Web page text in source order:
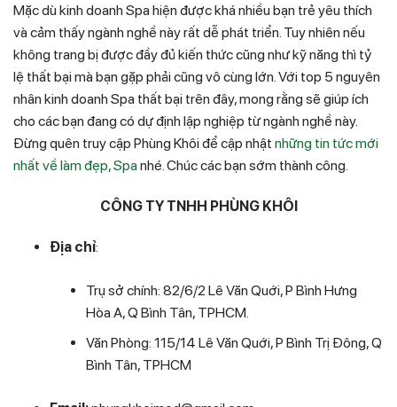
Mặc dù kinh doanh Spa hiện được khá nhiều bạn trẻ yêu thích
và cảm thấy ngành nghề này rất dễ phát triển. Tuy nhiên nếu
không trang bị được đầy đủ kiến thức cũng như kỹ năng thì tỷ
lệ thất bại mà bạn gặp phải cũng vô cùng lớn. Với top 5 nguyên
nhân kinh doanh Spa thất bại trên đây, mong rằng sẽ giúp ích
cho các bạn đang có dự định lập nghiệp từ ngành nghề này.
Đừng quên truy cập Phùng Khôi để cập nhật những tin tức mới
nhất về làm đẹp, Spa nhé. Chúc các bạn sớm thành công.
CÔNG TY TNHH PHÙNG KHÔI
Địa chỉ:
Trụ sở chính: 82/6/2 Lê Văn Quới, P Bình Hưng
Hòa A, Q Bình Tân, TPHCM.
Văn Phòng: 115/14 Lê Văn Quới, P Bình Trị Đông, Q
Bình Tân, TPHCM